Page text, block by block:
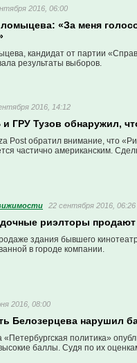
2016, 06:00
«За меня
кандидат от партии
результаты выборов.
2016, 14:12
и ГРУ Тузов обнаружил,
Post обратил внимание, что
частично американским.
22 сентября 2016, 06:26
риэлторы
здания бывшего
в городе компании.
2016, 08:00
Белозерцева нарушил
политика»
баллы. Судя по их